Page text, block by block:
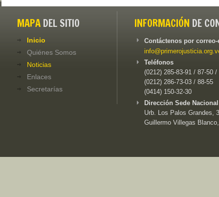
MAPA DEL SITIO
Inicio
Quiénes Somos
Noticias
Enlaces
Secretarías
INFORMACIÓN DE
Contáctenos por
Teléfonos
(0212) 285-83-91 / 87-50 /
(0212) 286-73-03 / 88-55
(0414) 150-32-30
Dirección Sede
Urb. Los Palos Grandes,
Guillermo Villegas